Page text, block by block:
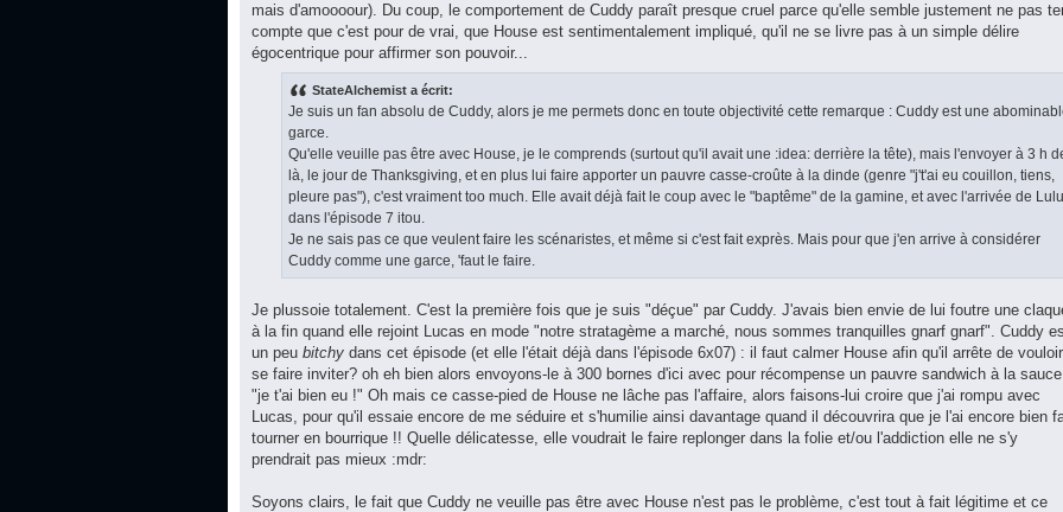
mais d'amoooour). Du coup, le comportement de Cuddy paraît presque cruel parce qu'elle semble justement ne pas
compte que c'est pour de vrai, que House est sentimentalement impliqué, qu'il ne se livre pas à un simple délire
égocentrique pour affirmer son pouvoir...
StateAlchemist a écrit:
Je suis un fan absolu de Cuddy, alors je me permets donc en toute objectivité cette remarque : Cuddy est une
garce.
Qu'elle veuille pas être avec House, je le comprends (surtout qu'il avait une :idea: derrière la tête), mais l'envoyer à 3 h
là, le jour de Thanksgiving, et en plus lui faire apporter un pauvre casse-croûte à la dinde (genre "j't'ai eu couillon, tiens,
pleure pas"), c'est vraiment too much. Elle avait déjà fait le coup avec le "baptême" de la gamine, et avec l'arrivée de Lulu
dans l'épisode 7 itou.
Je ne sais pas ce que veulent faire les scénaristes, et même si c'est fait exprès. Mais pour que j'en arrive à considérer
Cuddy comme une garce, 'faut le faire.
Je plussoie totalement. C'est la première fois que je suis "déçue" par Cuddy. J'avais bien envie de lui foutre une
à la fin quand elle rejoint Lucas en mode "notre stratagème a marché, nous sommes tranquilles gnarf gnarf". Cuddy
un peu bitchy dans cet épisode (et elle l'était déjà dans l'épisode 6x07) : il faut calmer House afin qu'il arrête de vouloir
se faire inviter? oh eh bien alors envoyons-le à 300 bornes d'ici avec pour récompense un pauvre sandwich à la sauce
"je t'ai bien eu !" Oh mais ce casse-pied de House ne lâche pas l'affaire, alors faisons-lui croire que j'ai rompu avec
Lucas, pour qu'il essaie encore de me séduire et s'humilie ainsi davantage quand il découvrira que je l'ai encore bien
tourner en bourrique !! Quelle délicatesse, elle voudrait le faire replonger dans la folie et/ou l'addiction elle ne s'y
prendrait pas mieux :mdr:
Soyons clairs, le fait que Cuddy ne veuille pas être avec House n'est pas le problème, c'est tout à fait légitime et ce